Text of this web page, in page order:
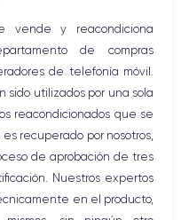
procesador
3.78 GHz
MP
rápida
mínimo 20W
vende y reacondiciona
de compras
de telefonía móvil.
sido utilizados por una sola
reacondicionados que se
recuperado por nosotros,
de aprobación de tres
Nuestros expertos
en el producto,